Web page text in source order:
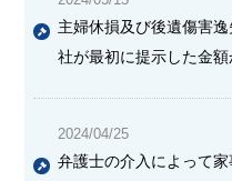
主婦休損及び後遺傷害
社が最初に提示した金
2024/04/25
弁護士の介入によって